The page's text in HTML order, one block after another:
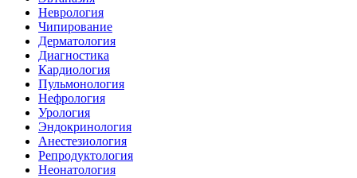
Неврология
Чипирование
Дерматология
Диагностика
Кардиология
Пульмонология
Нефрология
Урология
Эндокринология
Анестезиология
Репродуктология
Неонатология